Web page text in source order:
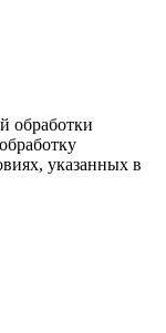
обработки
указанных в